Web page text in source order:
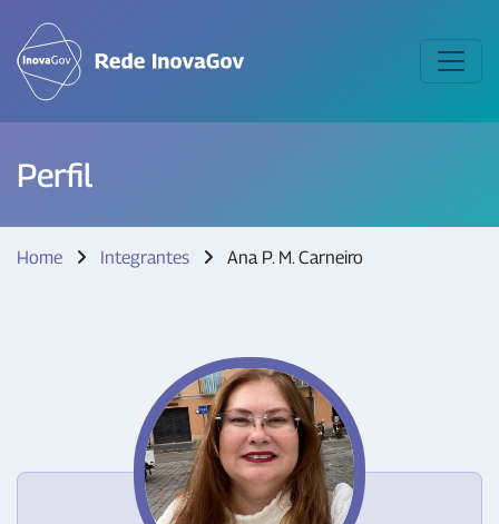
Perfil
Home Integrantes Ana P. M. Carneiro